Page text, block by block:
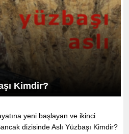
Kimdir?
yeni başlayan ve ikinci
dizisinde Aslı Yüzbaşı Kimdir?